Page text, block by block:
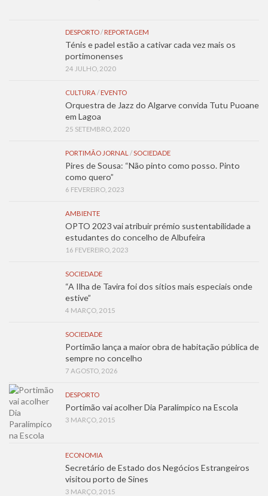
DESPORTO/ REPORTAGEM
Ténis e padel estão a cativar cada vez mais os
portimonenses
24 JULHO, 2020
CULTURA/ EVENTO
Orquestra de Jazz do Algarve convida Tutu Puoane
em Lagoa
25 SETEMBRO, 2020
PORTIMÃO JORNAL /SOCIEDADE
Pires de Sousa: “Não pinto como posso. Pinto
como quero”
6 FEVEREIRO, 2023
AMBIENTE
OPTO 2023 vai atribuir prémio sustentabilidade a
estudantes do concelho de Albufeira
16 FEVEREIRO, 2023
SOCIEDADE
“A Ilha de Tavira foi dos sítios mais especiais onde
estive”
4 MARÇO, 2015
SOCIEDADE
Portimão lança a maior obra de habitação pública de
sempre no concelho
7 AGOSTO, 2026
DESPORTO
Portimão vai acolher Dia Paralímpico na Escola
3 MARÇO, 2015
ECONOMIA
Secretário de Estado dos Negócios Estrangeiros
visitou porto de Sines
3 MARÇO, 2015